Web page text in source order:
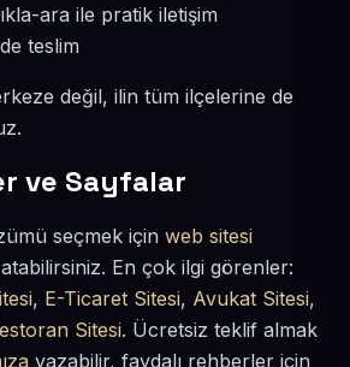
ara ile pratik iletişim
teslim
değil, ilin tüm ilçelerine de
ve Sayfalar
seçmek için web sitesi
En çok ilgi görenler:
, E-Ticaret Sitesi, Avukat Sitesi,
Sitesi. Ücretsiz teklif almak
yazabilir, faydalı rehberler için